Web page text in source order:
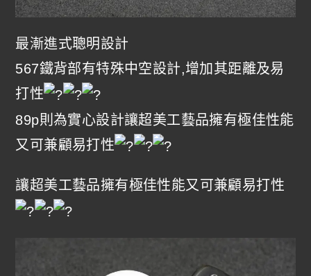
最漸進式聰明設計
567鐵背部有特殊中空設計,增加其距離及易
打性
89p則為實心設計讓超美工藝品擁有極佳性能
又可兼顧易打性
讓超美工藝品擁有極佳性能又可兼顧易打性